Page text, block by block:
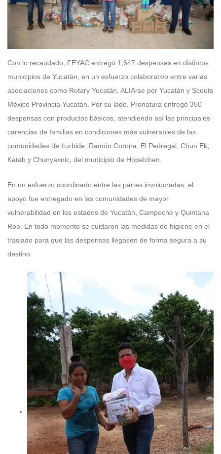
Con lo recaudado, FEYAC entregó 1,647 despensas en distintos
municipios de Yucatán, en un esfuerzo colaborativo entre varias
asociaciones como Rotary Yucatán, ALIArse por Yucatán y Scouts
México Provincia Yucatán. Por su lado, Pronatura entregó 350
despensas con productos básicos, atendiendo así las principales
carencias de familias en condiciones más vulnerables de las
comunidades de Iturbide, Ramón Corona, El Pedregal, Chun Ek,
Katab y Chunyaxnic, del municipio de Hopelchen.
En un esfuerzo coordinado entre las partes involucradas, el
apoyo fue entregado en las comunidades de mayor
vulnerabilidad en los estados de Yucatán, Campeche y Quintana
Roo. En todo momento se cuidaron las medidas de higiene en el
traslado para que las despensas llegasen de forma segura a su
destino.